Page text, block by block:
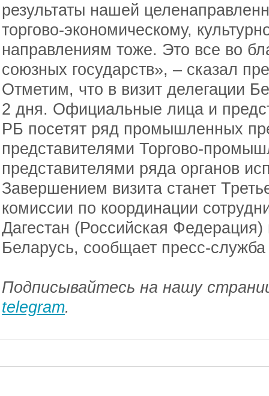
результаты нашей
торгово-экономическому,
направлениям тоже. Это все во
союзных государств», – сказал
Отметим, что в визит делегации
2 дня. Официальные лица и
РБ посетят ряд промышленных
представителями Торгово-
представителями ряда органов
Завершением визита станет
комиссии по координации
Дагестан (Российская Федерация)
Беларусь, сообщает пресс-
Подписывайтесь на нашу
telegram.